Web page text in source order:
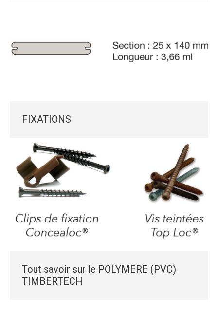
FIXATIONS
Tout savoir sur le POLYMERE (PVC)
TIMBERTECH